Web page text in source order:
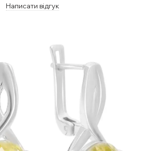
Написати відгук